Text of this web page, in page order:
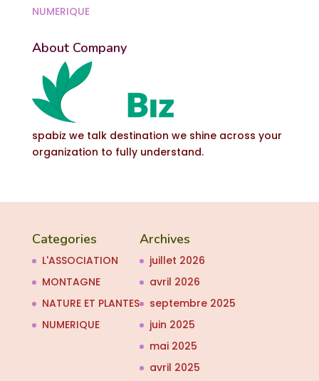
NUMERIQUE
About Company
spabiz we talk destination we shine across your
organization to fully understand.
Categories
L'ASSOCIATION
MONTAGNE
NATURE ET PLANTES
NUMERIQUE
Archives
juillet 2026
avril 2026
septembre 2025
juin 2025
mai 2025
avril 2025